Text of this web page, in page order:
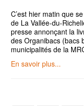
C’est hier matin que
de La Vallée-du-
presse annonçant la
des Organibacs (bacs
municipalités de la
En savoir plus...